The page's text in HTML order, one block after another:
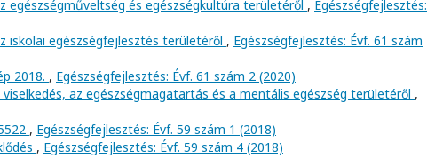
egészségműveltség és egészségkultúra területéről , Egészségfejlesztés:
iskolai egészségfejlesztés területéről , Egészségfejlesztés: Évf. 61 szám
2018. , Egészségfejlesztés: Évf. 61 szám 2 (2020)
az egészségmagatartás és a mentális egészség területéről ,
, Egészségfejlesztés: Évf. 59 szám 1 (2018)
, Egészségfejlesztés: Évf. 59 szám 4 (2018)